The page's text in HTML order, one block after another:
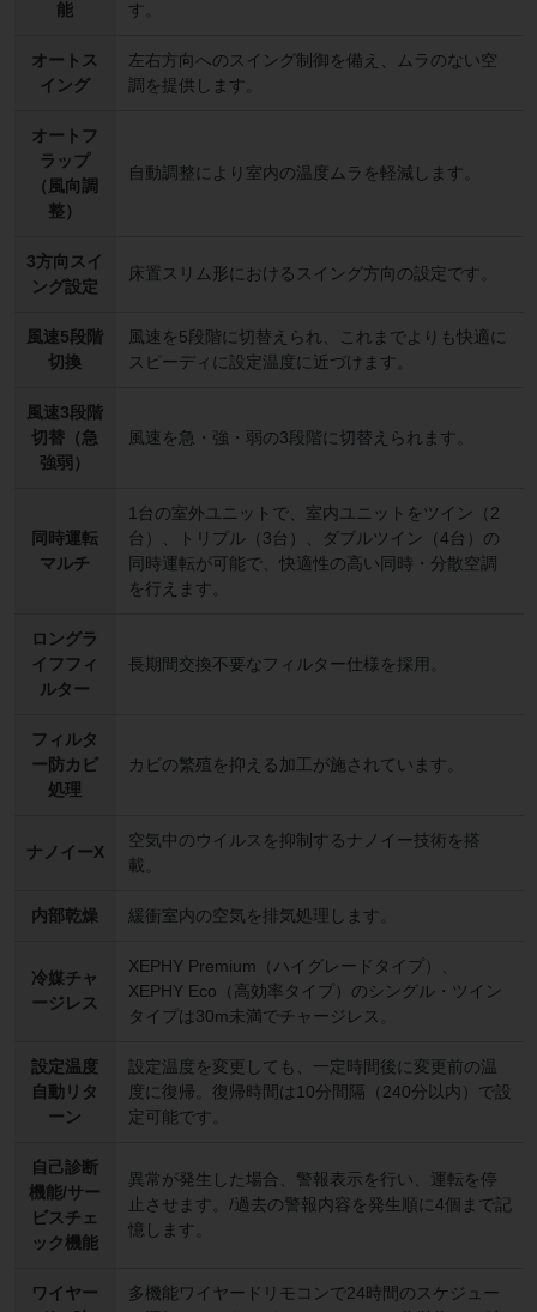
能
す。
オートス
イング
左右方向へのスイング制御を備え、ムラのない空
調を提供します。
オートフ
ラップ
（風向調
整）
自動調整により室内の温度ムラを軽減します。
3方向スイ
ング設定
床置スリム形におけるスイング方向の設定です。
風速5段階
切換
風速を5段階に切替えられ、これまでよりも快適に
スピーディに設定温度に近づけます。
風速3段階
切替（急
強弱）
風速を急・強・弱の3段階に切替えられます。
同時運転
マルチ
1台の室外ユニットで、室内ユニットをツイン（2
台）、トリプル（3台）、ダブルツイン（4台）の
同時運転が可能で、快適性の高い同時・分散空調
を行えます。
ロングラ
イフフィ
ルター
長期間交換不要なフィルター仕様を採用。
フィルタ
ー防カビ
処理
カビの繁殖を抑える加工が施されています。
ナノイーX
空気中のウイルスを抑制するナノイー技術を搭
載。
内部乾燥 緩衝室内の空気を排気処理します。
冷媒チャ
ージレス
XEPHY Premium（ハイグレードタイプ）、
XEPHY Eco（高効率タイプ）のシングル・ツイン
タイプは30m未満でチャージレス。
設定温度
自動リタ
ーン
設定温度を変更しても、一定時間後に変更前の温
度に復帰。復帰時間は10分間隔（240分以内）で設
定可能です。
自己診断
機能/サー
ビスチェ
ック機能
異常が発生した場合、警報表示を行い、運転を停
止させます。/過去の警報内容を発生順に4個まで記
憶します。
ワイヤー
多機能ワイヤードリモコンで24時間のスケジュー